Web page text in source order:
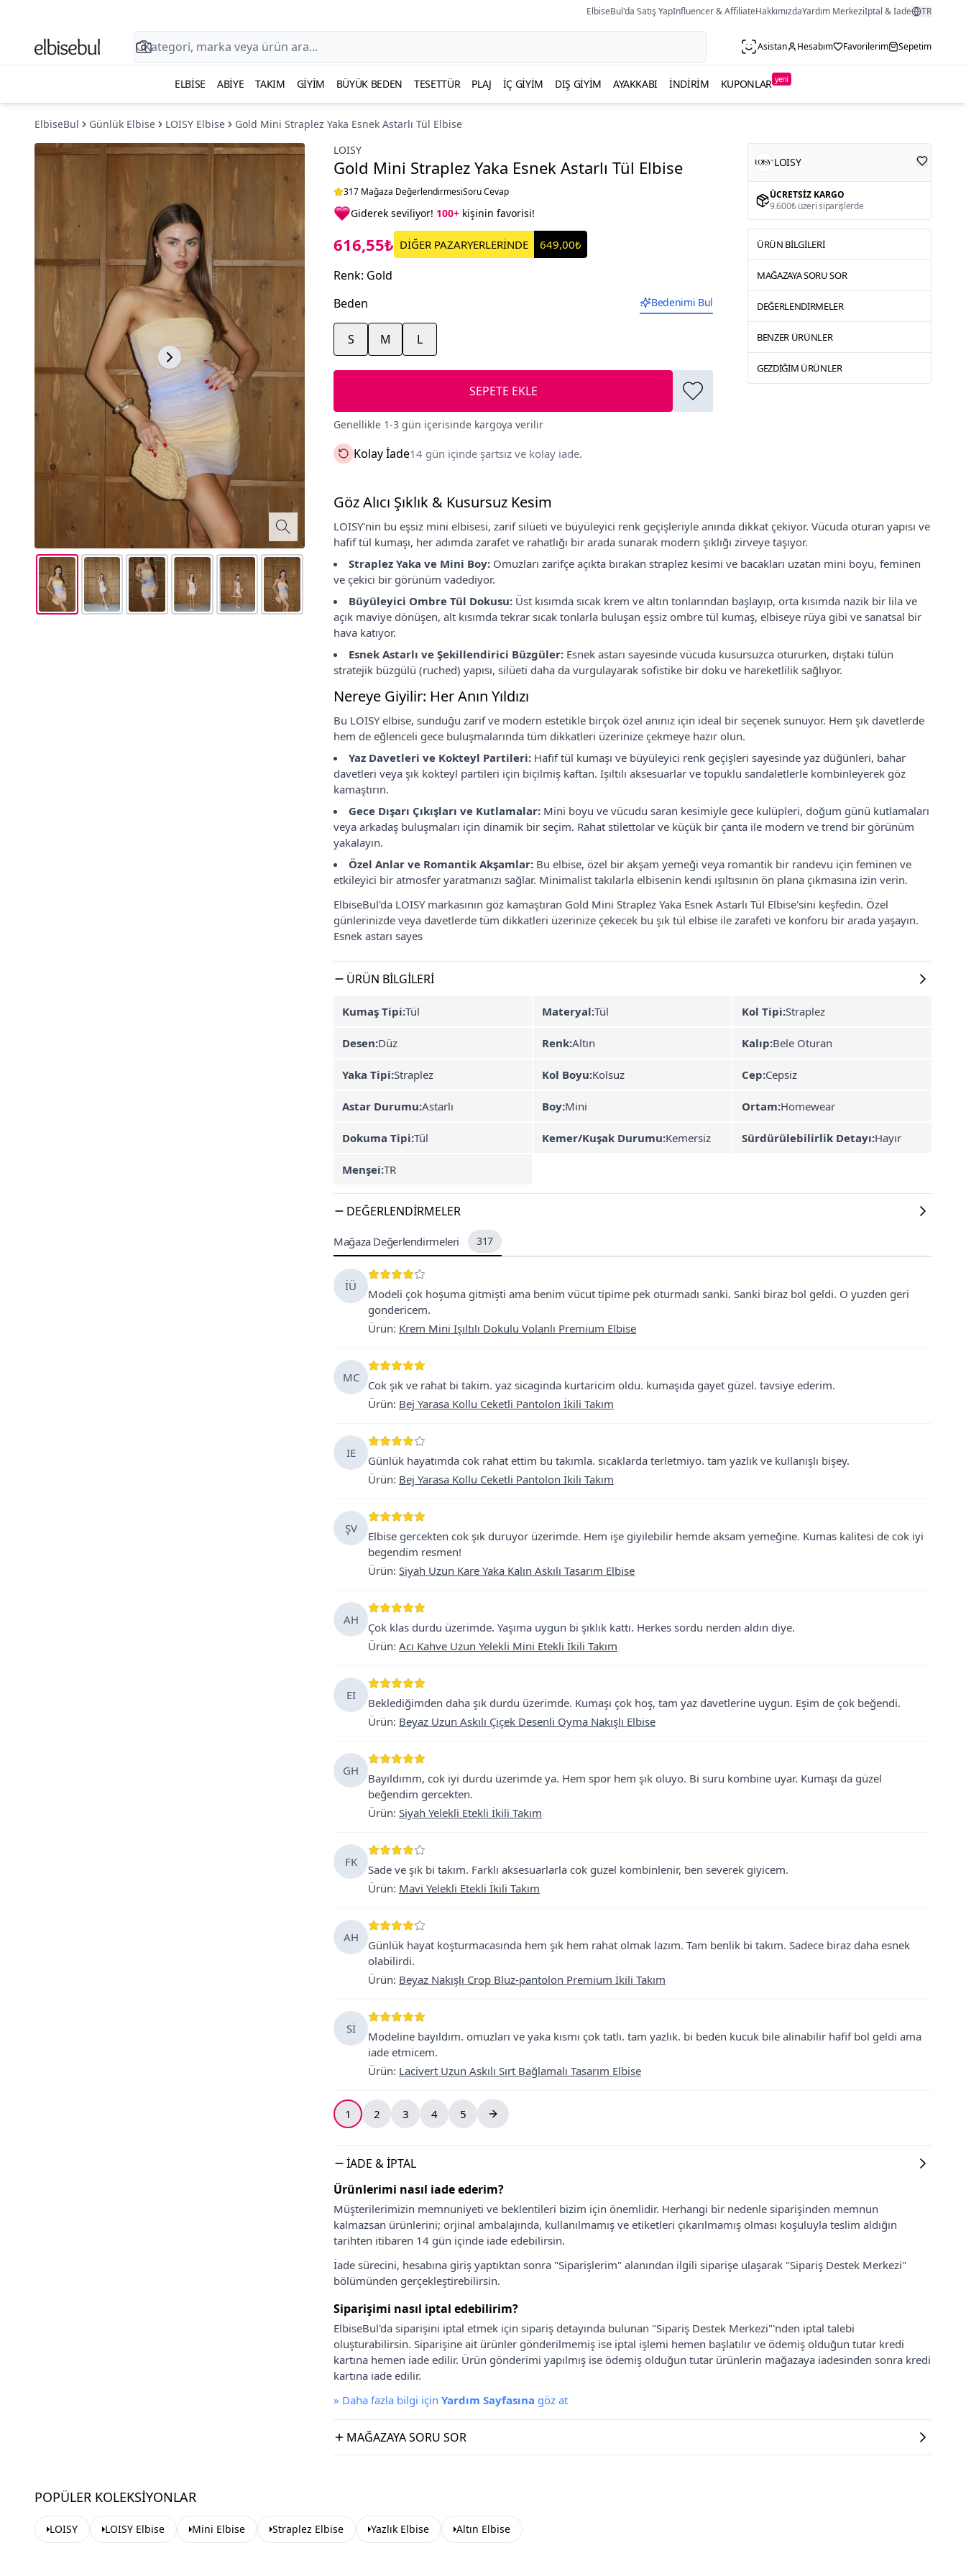
ElbiseBul'da Satış YapInfluencer & AffiliateHakkımızdaYardım Merkeziİptal & İade TR
Asistan Hesabım Favorilerim Sepetim
ELBISE ABIYE TAKIM GIYIM BÜYÜK BEDEN TESETTÜR PLAJ İÇ GIYIM DIŞ GIYIM AYAKKABI İNDIRIM KUPONLAR yeni
ElbiseBul Günlük Elbise LOISY Elbise
Gold Mini Straplez Yaka Esnek Astarlı Tül Elbise
LOISY
Gold Mini Straplez Yaka Esnek Astarlı Tül Elbise
317 Mağaza DeğerlendirmesiSoru Cevap
Giderek seviliyor! 100+ kişinin favorisi!
616,55₺ DİĞER PAZARYERLERİNDE 649,00₺
Renk: Gold
Beden
Bedenimi Bul
S M L
SEPETE EKLE
Genellikle 1-3 gün içerisinde kargoya verilir
Kolay İade14 gün içinde şartsız ve kolay iade.
LOISY
ÜCRETSIZ KARGO
9.600₺ üzeri siparişlerde
ÜRÜN BILGILERI
MAĞAZAYA SORU SOR
DEĞERLENDIRMELER
BENZER ÜRÜNLER
GEZDIĞIM ÜRÜNLER
Göz Alıcı Şıklık & Kusursuz Kesim
LOISY'nin bu eşsiz mini elbisesi, zarif silüeti ve büyüleyici renk geçişleriyle anında dikkat çekiyor. Vücuda oturan yapısı ve
hafif tül kumaşı, her adımda zarafet ve rahatlığı bir arada sunarak modern şıklığı zirveye taşıyor.
Straplez Yaka ve Mini Boy: Omuzları zarifçe açıkta bırakan straplez kesimi ve bacakları uzatan mini boyu, feminen
ve çekici bir görünüm vadediyor.
Büyüleyici Ombre Tül Dokusu: Üst kısımda sıcak krem ve altın tonlarından başlayıp, orta kısımda nazik bir lila ve
açık maviye dönüşen, alt kısımda tekrar sıcak tonlarla buluşan eşsiz ombre tül kumaş, elbiseye rüya gibi ve sanatsal bir
hava katıyor.
Esnek Astarlı ve Şekillendirici Büzgüler: Esnek astarı sayesinde vücuda kusursuzca otururken, dıştaki tülün
stratejik büzgülü (ruched) yapısı, silüeti daha da vurgulayarak sofistike bir doku ve hareketlilik sağlıyor.
Nereye Giyilir: Her Anın Yıldızı
Bu LOISY elbise, sunduğu zarif ve modern estetikle birçok özel anınız için ideal bir seçenek sunuyor. Hem şık davetlerde
hem de eğlenceli gece buluşmalarında tüm dikkatleri üzerinize çekmeye hazır olun.
Yaz Davetleri ve Kokteyl Partileri: Hafif tül kumaşı ve büyüleyici renk geçişleri sayesinde yaz düğünleri, bahar
davetleri veya şık kokteyl partileri için biçilmiş kaftan. Işıltılı aksesuarlar ve topuklu sandaletlerle kombinleyerek göz
kamaştırın.
Gece Dışarı Çıkışları ve Kutlamalar: Mini boyu ve vücudu saran kesimiyle gece kulüpleri, doğum günü kutlamaları
veya arkadaş buluşmaları için dinamik bir seçim. Rahat stilettolar ve küçük bir çanta ile modern ve trend bir görünüm
yakalayın.
Özel Anlar ve Romantik Akşamlar: Bu elbise, özel bir akşam yemeği veya romantik bir randevu için feminen ve
etkileyici bir atmosfer yaratmanızı sağlar. Minimalist takılarla elbisenin kendi ışıltısının ön plana çıkmasına izin verin.
ElbiseBul'da LOISY markasının göz kamaştıran Gold Mini Straplez Yaka Esnek Astarlı Tül Elbise'sini keşfedin. Özel
günlerinizde veya davetlerde tüm dikkatleri üzerinize çekecek bu şık tül elbise ile zarafeti ve konforu bir arada yaşayın.
Esnek astarı sayes
ÜRÜN BILGILERI
Kumaş Tipi:Tül Materyal:Tül Kol Tipi:Straplez
Desen:Düz Renk:Altın Kalıp:Bele Oturan
Yaka Tipi:Straplez Kol Boyu:Kolsuz Cep:Cepsiz
Astar Durumu:Astarlı Boy:Mini Ortam:Homewear
Dokuma Tipi:Tül Kemer/Kuşak Durumu:Kemersiz Sürdürülebilirlik Detayı:Hayır
Menşei:TR
DEĞERLENDIRMELER
Mağaza Değerlendirmeleri 317
İÜ
Modeli çok hoşuma gitmişti ama benim vücut tipime pek oturmadı sanki. Sanki biraz bol geldi. O yuzden geri
gondericem.
Ürün: Krem Mini Işıltılı Dokulu Volanlı Premium Elbise
MC
Cok şık ve rahat bi takim. yaz sicaginda kurtaricim oldu. kumaşıda gayet güzel. tavsiye ederim.
Ürün: Bej Yarasa Kollu Ceketli Pantolon İkili Takım
IE
Günlük hayatımda cok rahat ettim bu takımla. sıcaklarda terletmiyo. tam yazlık ve kullanışlı bişey.
Ürün: Bej Yarasa Kollu Ceketli Pantolon İkili Takım
ŞV
Elbise gercekten cok şık duruyor üzerimde. Hem işe giyilebilir hemde aksam yemeğine. Kumas kalitesi de cok iyi
begendim resmen!
Ürün: Siyah Uzun Kare Yaka Kalın Askılı Tasarım Elbise
AH
Çok klas durdu üzerimde. Yaşıma uygun bi şıklık kattı. Herkes sordu nerden aldın diye.
Ürün: Acı Kahve Uzun Yelekli Mini Etekli İkili Takım
EI
Beklediğimden daha şık durdu üzerimde. Kumaşı çok hoş, tam yaz davetlerine uygun. Eşim de çok beğendi.
Ürün: Beyaz Uzun Askılı Çiçek Desenli Oyma Nakışlı Elbise
GH
Bayıldımm, cok iyi durdu üzerimde ya. Hem spor hem şık oluyo. Bi suru kombine uyar. Kumaşı da güzel
beğendim gercekten.
Ürün: Siyah Yelekli Etekli İkili Takım
FK
Sade ve şık bi takım. Farklı aksesuarlarla cok guzel kombinlenir, ben severek giyicem.
Ürün: Mavi Yelekli Etekli İkili Takım
AH
Günlük hayat koşturmacasında hem şık hem rahat olmak lazım. Tam benlik bi takım. Sadece biraz daha esnek
olabilirdi.
Ürün: Beyaz Nakışlı Crop Bluz-pantolon Premium İkili Takım
Sİ
Modeline bayıldım. omuzları ve yaka kısmı çok tatlı. tam yazlık. bi beden kucuk bile alinabilir hafif bol geldi ama
iade etmicem.
Ürün: Lacivert Uzun Askılı Sırt Bağlamalı Tasarım Elbise
1 2 3 4 5
İADE & İPTAL
Ürünlerimi nasıl iade ederim?
Müşterilerimizin memnuniyeti ve beklentileri bizim için önemlidir. Herhangi bir nedenle siparişinden memnun
kalmazsan ürünlerini; orjinal ambalajında, kullanılmamış ve etiketleri çıkarılmamış olması koşuluyla teslim aldığın
tarihten itibaren 14 gün içinde iade edebilirsin.
İade sürecini, hesabına giriş yaptıktan sonra "Siparişlerim" alanından ilgili siparişe ulaşarak "Sipariş Destek Merkezi"
bölümünden gerçekleştirebilirsin.
Siparişimi nasıl iptal edebilirim?
ElbiseBul'da siparişini iptal etmek için sipariş detayında bulunan "Sipariş Destek Merkezi"'nden iptal talebi
oluşturabilirsin. Siparişine ait ürünler gönderilmemiş ise iptal işlemi hemen başlatılır ve ödemiş olduğun tutar kredi
kartına hemen iade edilir. Ürün gönderimi yapılmış ise ödemiş olduğun tutar ürünlerin mağazaya iadesinden sonra kredi
kartına iade edilir.
» Daha fazla bilgi için Yardım Sayfasına göz at
MAĞAZAYA SORU SOR
POPÜLER KOLEKSIYONLAR
LOISY LOISY Elbise Mini Elbise Straplez Elbise Yazlık Elbise Altın Elbise